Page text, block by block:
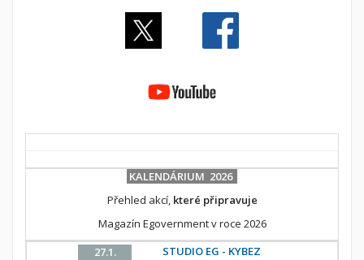
KALENDÁRIUM 2026
Přehled akcí, které připravuje
Magazín Egovernment v roce 2026
27.1.
STUDIO EG - KYBEZ